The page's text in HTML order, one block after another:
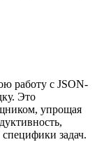
работу с JSON-
Это
упрощая
задач.